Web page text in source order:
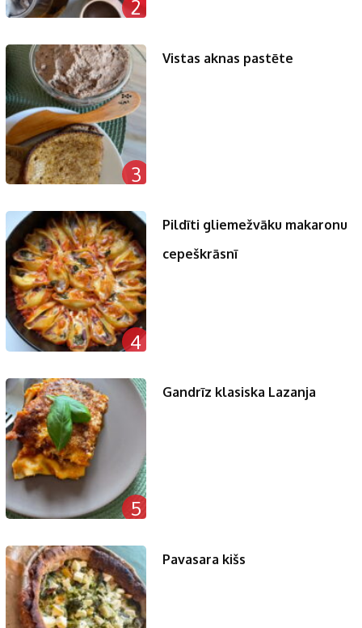
2
3
Vistas aknas pastēte
4
Pildīti gliemežvāku makaronu
cepeškrāsnī
5
Gandrīz klasiska Lazanja
Pavasara kišs